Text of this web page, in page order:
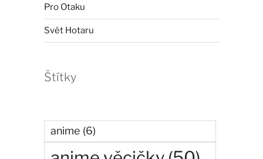
Pro Otaku
Svět Hotaru
Štítky
anime (6)